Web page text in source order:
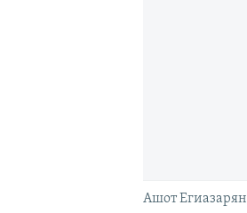
Ашот Егиазарян